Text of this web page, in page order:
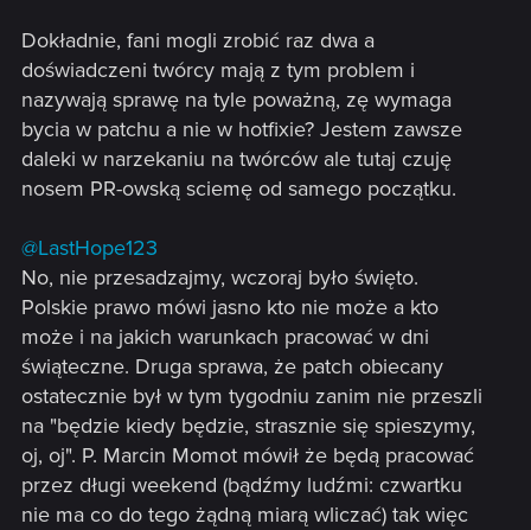
Dokładnie, fani mogli zrobić raz dwa a
doświadczeni twórcy mają z tym problem i
nazywają sprawę na tyle poważną, zę wymaga
bycia w patchu a nie w hotfixie? Jestem zawsze
daleki w narzekaniu na twórców ale tutaj czuję
nosem PR-owską sciemę od samego początku.
@LastHope123
No, nie przesadzajmy, wczoraj było święto.
Polskie prawo mówi jasno kto nie może a kto
może i na jakich warunkach pracować w dni
świąteczne. Druga sprawa, że patch obiecany
ostatecznie był w tym tygodniu zanim nie przeszli
na "będzie kiedy będzie, strasznie się spieszymy,
oj, oj". P. Marcin Momot mówił że będą pracować
przez długi weekend (bądźmy ludźmi: czwartku
nie ma co do tego żądną miarą wliczać) tak więc